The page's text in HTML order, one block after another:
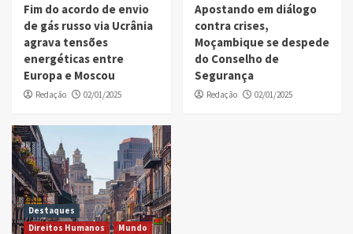
Fim do acordo de envio
de gás russo via Ucrânia
agrava tensões
energéticas entre
Europa e Moscou
Redação 02/01/2025
Apostando em diálogo
contra crises,
Moçambique se despede
do Conselho de
Segurança
Redação 02/01/2025
Destaques
Direitos Humanos
Mundo